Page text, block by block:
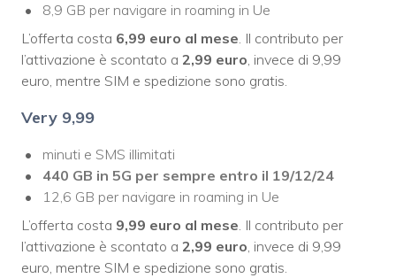
8,9 GB per navigare in roaming in Ue
L’offerta costa 6,99 euro al mese. Il contributo per
l’attivazione è scontato a 2,99 euro, invece di 9,99
euro, mentre SIM e spedizione sono gratis.
Very 9,99
minuti e SMS illimitati
440 GB in 5G per sempre entro il 19/12/24
12,6 GB per navigare in roaming in Ue
L’offerta costa 9,99 euro al mese. Il contributo per
l’attivazione è scontato a 2,99 euro, invece di 9,99
euro, mentre SIM e spedizione sono gratis.